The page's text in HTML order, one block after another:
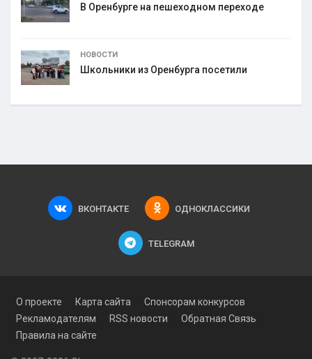
В Оренбурге на пешеходном переходе
НОВОСТИ
Школьники из Оренбурга посетили
ВКОНТАКТЕ ОДНОКЛАССИКИ
TELEGRAM
О проекте Карта сайта
Спонсорам конкурсов
Рекламодателям
RSS новости
Обратная Связь
Правила на сайте